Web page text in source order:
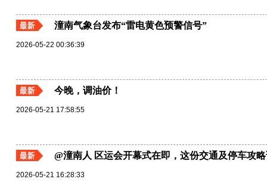
潼南气象台发布“雷电黄色预警信号”
2026-05-22 00:36:39
今晚，调油价！
2026-05-21 17:58:55
@潼南人 区运会开幕式在即，这份交通及停车攻
2026-05-21 16:28:33